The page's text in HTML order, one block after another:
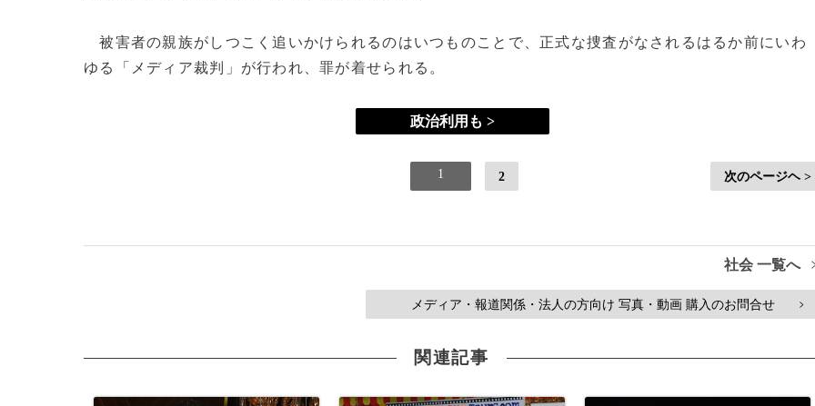
被害者の親族がしつこく追いかけられるのはいつものことで、正式な捜査がなされるはるか前にいわ
ゆる「メディア裁判」が行われ、罪が着せられる。
政治利用も >
1 2 次のページヘ >
社会 一覧へ
メディア・報道関係・法人の方向け 写真・動画 購入のお問合せ >
関連記事